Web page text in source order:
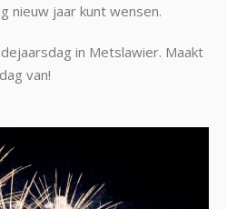
nieuw jaar kunt wensen.
in Metslawier. Maakt
van!